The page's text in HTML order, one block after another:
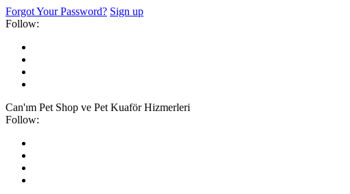
Forgot Your Password? Sign up
Follow:
Can'ım Pet Shop ve Pet Kuaför Hizmerleri
Follow: